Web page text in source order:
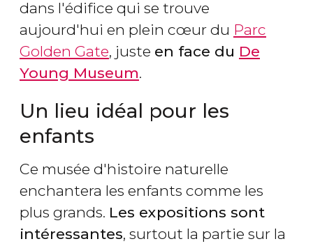
dans l'édifice qui se trouve
aujourd'hui en plein cœur du Parc
Golden Gate, juste en face du De
Young Museum.
Un lieu idéal pour les
enfants
Ce musée d'histoire naturelle
enchantera les enfants comme les
plus grands. Les expositions sont
intéressantes, surtout la partie sur la